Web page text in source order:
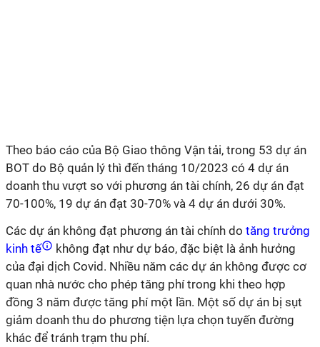
Theo báo cáo của Bộ Giao thông Vận tải, trong 53 dự án
BOT do Bộ quản lý thì đến tháng 10/2023 có 4 dự án
doanh thu vượt so với phương án tài chính, 26 dự án đạt
70-100%, 19 dự án đạt 30-70% và 4 dự án dưới 30%.
Các dự án không đạt phương án tài chính do tăng trưởng
kinh tế
không đạt như dự báo, đặc biệt là ảnh hưởng
của đại dịch Covid. Nhiều năm các dự án không được cơ
quan nhà nước cho phép tăng phí trong khi theo hợp
đồng 3 năm được tăng phí một lần. Một số dự án bị sụt
giảm doanh thu do phương tiện lựa chọn tuyến đường
khác để tránh trạm thu phí.